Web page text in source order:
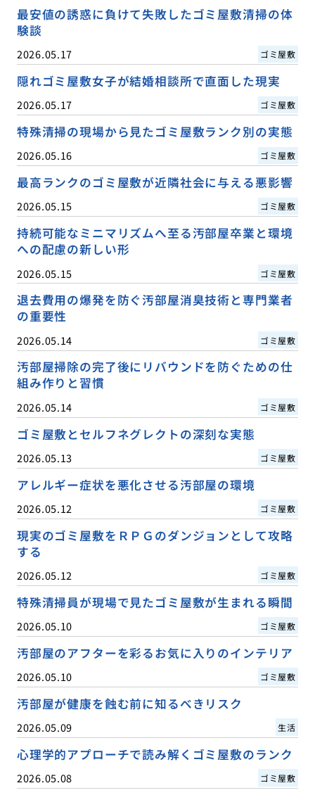
最安値の誘惑に負けて失敗したゴミ屋敷清掃の体
験談
2026.05.17 ゴミ屋敷
隠れゴミ屋敷女子が結婚相談所で直面した現実
2026.05.17 ゴミ屋敷
特殊清掃の現場から見たゴミ屋敷ランク別の実態
2026.05.16 ゴミ屋敷
最高ランクのゴミ屋敷が近隣社会に与える悪影響
2026.05.15 ゴミ屋敷
持続可能なミニマリズムへ至る汚部屋卒業と環境
への配慮の新しい形
2026.05.15 ゴミ屋敷
退去費用の爆発を防ぐ汚部屋消臭技術と専門業者
の重要性
2026.05.14 ゴミ屋敷
汚部屋掃除の完了後にリバウンドを防ぐための仕
組み作りと習慣
2026.05.14 ゴミ屋敷
ゴミ屋敷とセルフネグレクトの深刻な実態
2026.05.13 ゴミ屋敷
アレルギー症状を悪化させる汚部屋の環境
2026.05.12 ゴミ屋敷
現実のゴミ屋敷をＲＰＧのダンジョンとして攻略
する
2026.05.12 ゴミ屋敷
特殊清掃員が現場で見たゴミ屋敷が生まれる瞬間
2026.05.10 ゴミ屋敷
汚部屋のアフターを彩るお気に入りのインテリア
2026.05.10 ゴミ屋敷
汚部屋が健康を蝕む前に知るべきリスク
2026.05.09 生活
心理学的アプローチで読み解くゴミ屋敷のランク
2026.05.08 ゴミ屋敷